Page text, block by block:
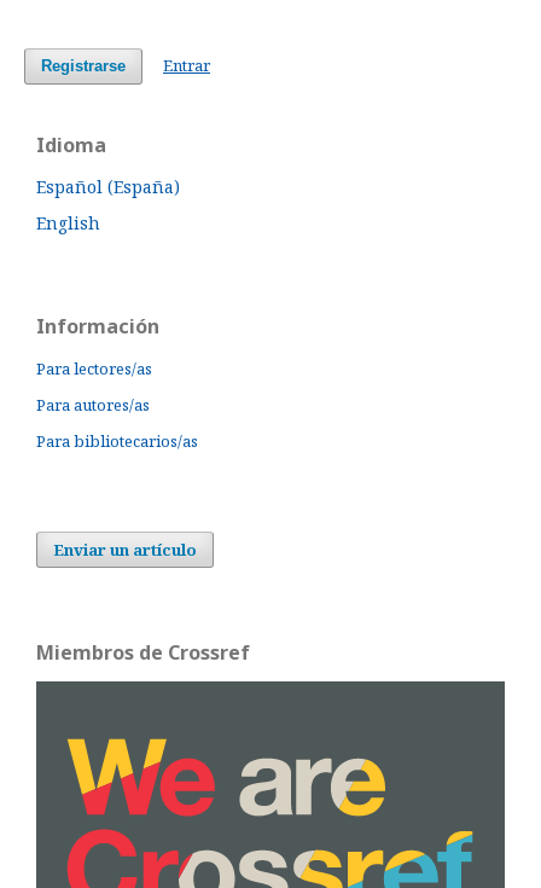
Registrarse Entrar
Idioma
Español (España)
English
Información
Para lectores/as
Para autores/as
Para bibliotecarios/as
Enviar un artículo
Miembros de Crossref